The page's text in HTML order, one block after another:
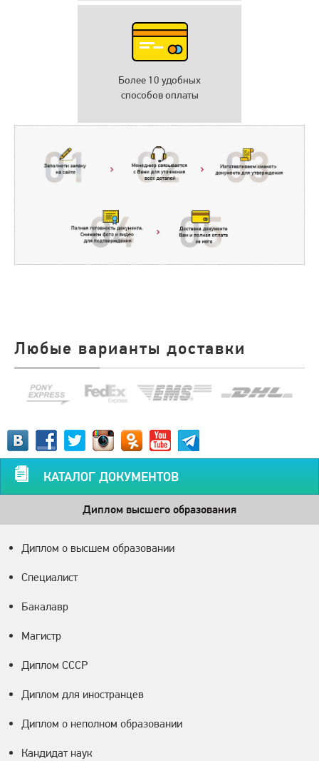
Более 10 удобных
способов оплаты
Любые варианты доставки
КАТАЛОГ ДОКУМЕНТОВ
Диплом высшего образования
Диплом о высшем образовании
Специалист
Бакалавр
Магистр
Диплом СССР
Диплом для иностранцев
Диплом о неполном образовании
Кандидат наук